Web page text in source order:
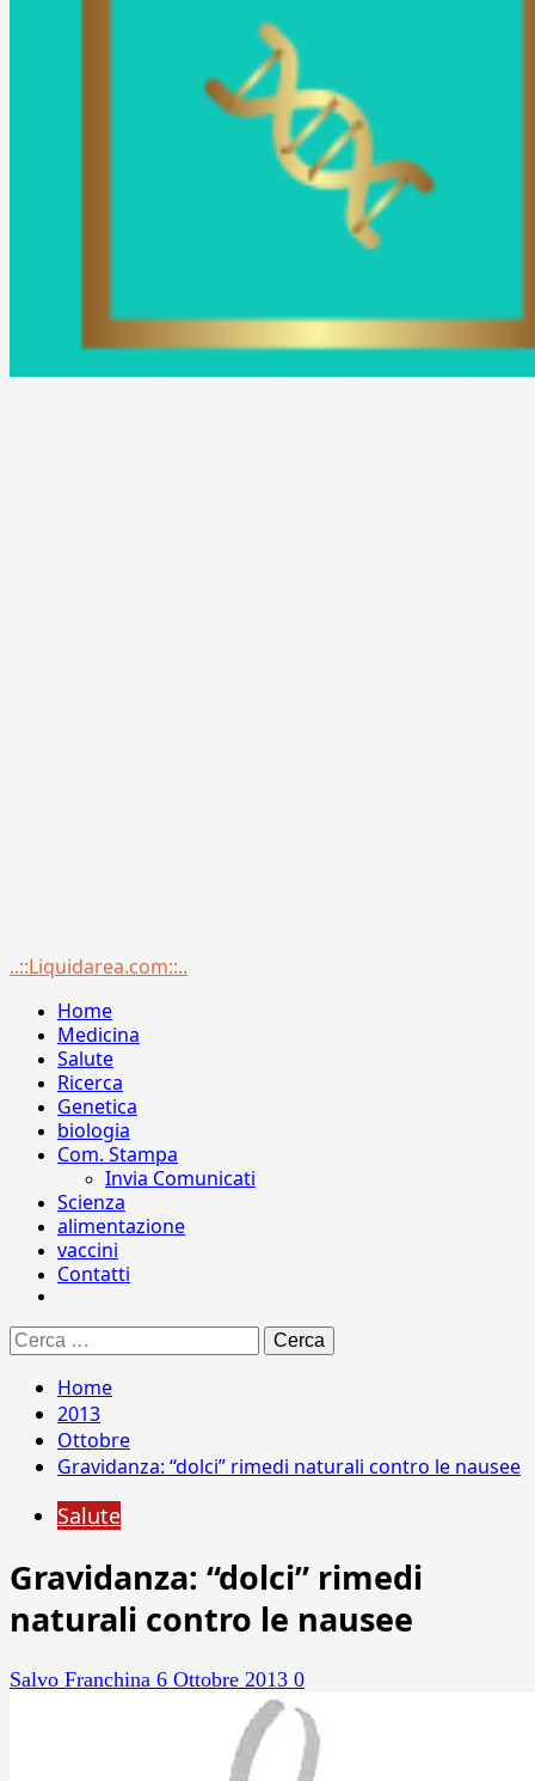
Menu
..::Liquidarea.com::..
Home
Medicina
Salute
Ricerca
Genetica
biologia
Com. Stampa
Invia Comunicati
Scienza
alimentazione
vaccini
Contatti
Ricerca
per:
Home
2013
Ottobre
Gravidanza: “dolci” rimedi naturali contro le nausee
Salute
Gravidanza: “dolci” rimedi
naturali contro le nausee
Salvo Franchina 6 Ottobre 2013 0